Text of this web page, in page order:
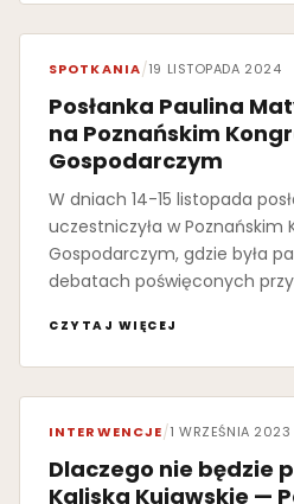
SPOTKANIA/19 LISTOPADA 2024
Posłanka Paulina
na Poznańskim
Gospodarczym
W dniach 14-15 listopada
uczestniczyła w Poznańskim
Gospodarczym, gdzie była
debatach poświęconych
CZYTAJ WIĘCEJ
INTERWENCJE/1 WRZEŚNIA 2023
Dlaczego nie będzie
Kaliska Kujawskie —